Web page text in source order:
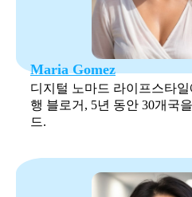
Maria Gomez
디지털 노마드 라이프스타
행 블로거, 5년 동안 30개국
드.